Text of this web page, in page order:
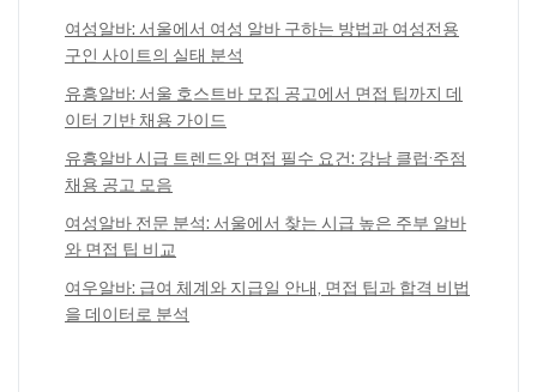
여성알바: 서울에서 여성 알바 구하는 방법과 여성전용
구인 사이트의 실태 분석
유흥알바: 서울 호스트바 모집 공고에서 면접 팁까지 데
이터 기반 채용 가이드
유흥알바 시급 트렌드와 면접 필수 요건: 강남 클럽·주점
채용 공고 모음
여성알바 전문 분석: 서울에서 찾는 시급 높은 주부 알바
와 면접 팁 비교
여우알바: 급여 체계와 지급일 안내, 면접 팁과 합격 비법
을 데이터로 분석